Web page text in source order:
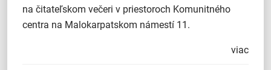
na čitateľskom večeri v priestoroch Komunitného
centra na Malokarpatskom námestí 11.
viac